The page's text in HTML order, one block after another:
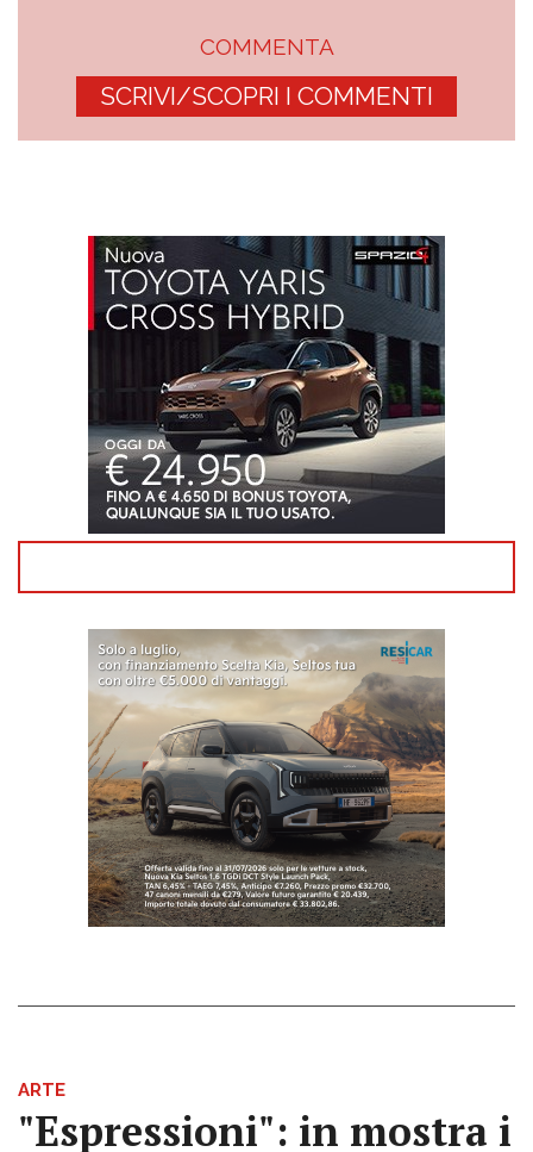
COMMENTA
SCRIVI/SCOPRI I COMMENTI
ARTE
"Espressioni": in mostra i